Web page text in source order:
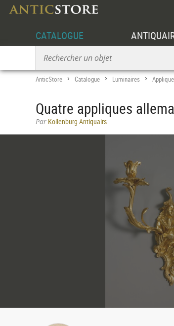
CATALOGUE
AnticStore > Catalogue > Luminaires >
Quatre appliques
Par Kollenburg Antiquairs